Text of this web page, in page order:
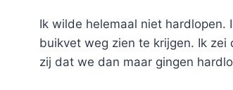
Ik wilde helemaal niet
buikvet weg zien te krijgen. Ik
zij dat we dan maar gingen